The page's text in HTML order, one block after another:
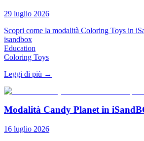
29 luglio 2026
Scopri come la modalità Coloring Toys in
isandbox
Education
Coloring Toys
Leggi di più →
Modalità Candy Planet in
16 luglio 2026